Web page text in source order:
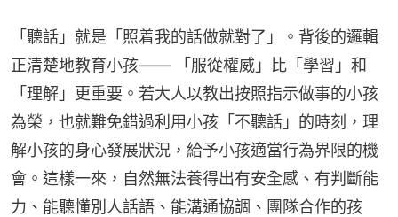
「聽話」就是「照着我的話做就對了」。背後的邏輯
正清楚地教育小孩—— 「服從權威」比「學習」和
「理解」更重要。若大人以教出按照指示做事的小孩
為榮，也就難免錯過利用小孩「不聽話」的時刻，理
解小孩的身心發展狀況，給予小孩適當行為界限的機
會。這樣一來，自然無法養得出有安全感、有判斷能
力、能聽懂別人話語、能溝通協調、團隊合作的孩